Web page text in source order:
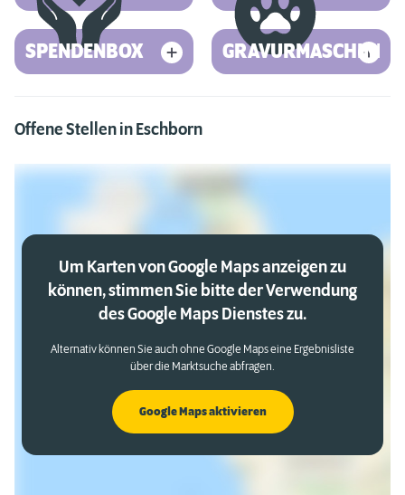
SPENDENBOX GRAVURMASCHINE
Offene Stellen in Eschborn
Um Karten von Google Maps anzeigen zu
können, stimmen Sie bitte der Verwendung
des Google Maps Dienstes zu.
Alternativ können Sie auch ohne Google Maps eine Ergebnisliste
über die Marktsuche abfragen.
Google Maps aktivieren